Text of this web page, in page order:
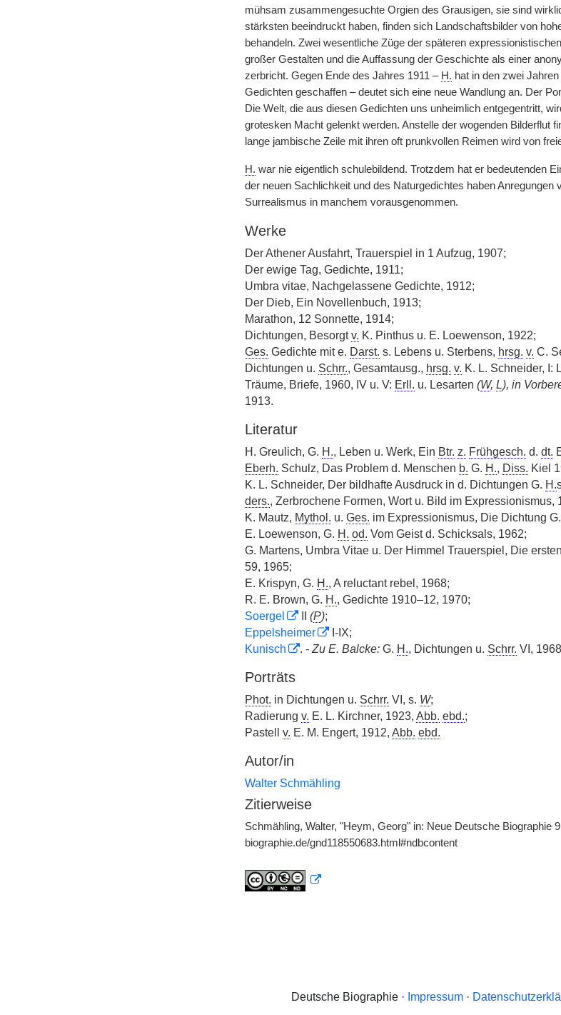
mühsam zusammengesuchte Orgien des Grausigen, sie sind
stärksten beeindruckt haben, finden sich Landschaftsbilder von
behandeln. Zwei wesentliche Züge der späteren
großer Gestalten und die Auffassung der Geschichte als einer
zerbricht. Gegen Ende des Jahres 1911 – H. hat in den zwei
Gedichten geschaffen – deutet sich eine neue Wandlung an. Der
Die Welt, die aus diesen Gedichten uns unheimlich entgegentritt,
grotesken Macht gelenkt werden. Anstelle der wogenden Bilderflut
lange jambische Zeile mit ihren oft prunkvollen Reimen wird von
H. war nie eigentlich schulebildend. Trotzdem hat er bedeutenden
der neuen Sachlichkeit und des Naturgedichtes haben
Surrealismus in manchem vorausgenommen.
Werke
Der Athener Ausfahrt, Trauerspiel in 1 Aufzug, 1907;
Der ewige Tag, Gedichte, 1911;
Umbra vitae, Nachgelassene Gedichte, 1912;
Der Dieb, Ein Novellenbuch, 1913;
Marathon, 12 Sonnette, 1914;
Dichtungen, Besorgtv. K. Pinthus u. E. Loewenson, 1922;
Ges. Gedichte mit e. Darst. s. Lebens u. Sterbens, hrsg. v. C.
Dichtungen u. Schrr., Gesamtausg., hrsg. v. K. L. Schneider, I:
Träume, Briefe, 1960, IV u. V: Erll. u. Lesarten (W, L), in
1913.
Literatur
H. Greulich, G. H., Leben u. Werk, Ein Btr. z. Frühgesch. d. dt.
Eberh. Schulz, Das Problem d. Menschen b. G. H., Diss. Kiel
K. L. Schneider, Der bildhafte Ausdruck in d. Dichtungen G. H.
ders., Zerbrochene Formen, Wort u. Bild im Expressionismus,
K. Mautz, Mythol. u. Ges. im Expressionismus, Die Dichtung G.
E. Loewenson, G. H. od. Vom Geist d. Schicksals, 1962;
G. Martens, Umbra Vitae u. Der Himmel Trauerspiel, Die ersten
59, 1965;
E. Krispyn, G. H., A reluctant rebel, 1968;
R. E. Brown, G. H., Gedichte 1910–12, 1970;
Soergel
II (P);
Eppelsheimer
I-IX;
Kunisch
. - Zu E. Balcke:G. H., Dichtungen u. Schrr. VI,
Porträts
Phot. in Dichtungen u. Schrr. VI, s. W;
Radierung v. E. L. Kirchner, 1923, Abb. ebd.;
Pastell v. E. M. Engert, 1912, Abb. ebd.
Autor/in
Walter Schmähling
Zitierweise
Schmähling, Walter, "Heym, Georg" in: Neue Deutsche
biographie.de/gnd118550683.html#ndbcontent
Deutsche Biographie · Impressum ·